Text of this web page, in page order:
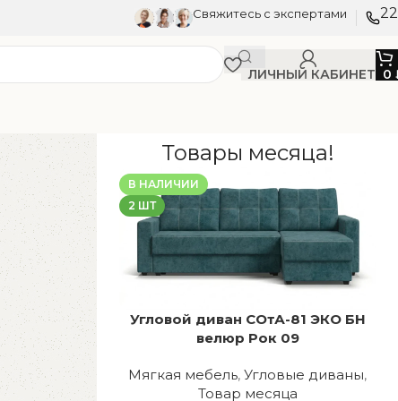
Свяжитесь с экспертами
ЛИЧНЫЙ КАБИНЕТ 0
Товары месяца!
В НАЛИЧИИ
2 ШТ
Угловой диван СОтА-81 ЭКО БН
велюр Рок 09
Мягкая мебель, Угловые диваны,
Товар месяца